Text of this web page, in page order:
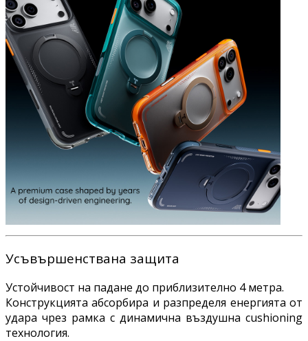
Усъвършенствана защита
Устойчивост на падане до приблизително 4 метра.
Конструкцията абсорбира и разпределя енергията от
удара чрез рамка с динамична въздушна cushioning
технология.